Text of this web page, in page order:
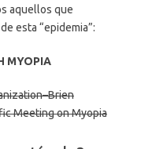
aquellos que
esta “epidemia”:
MYOPIA
Meeting on Myopia